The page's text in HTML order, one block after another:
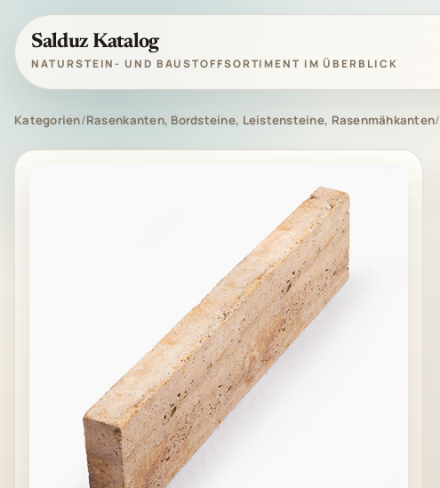
Salduz Katalog
NATURSTEIN- UND BAUSTOFFSORTIMENT IM ÜBERBLICK
Kategorien/Rasenkanten, Bordsteine, Leistensteine, Rasenmähkanten/